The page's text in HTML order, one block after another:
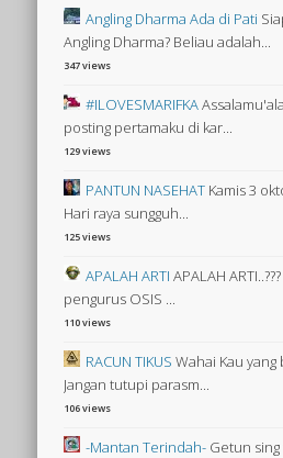
Angling Dharma Ada di Pati
Angling Dharma? Beliau adalah...
347 views
#ILOVESMARIFKA
posting pertamaku di kar...
129 views
PANTUN NASEHAT Kamis 3
Hari raya sungguh...
125 views
APALAH ARTI APALAH
pengurus OSIS ...
110 views
RACUN TIKUS Wahai Kau
Jangan tutupi parasm...
106 views
-Mantan Terindah- Getun sing